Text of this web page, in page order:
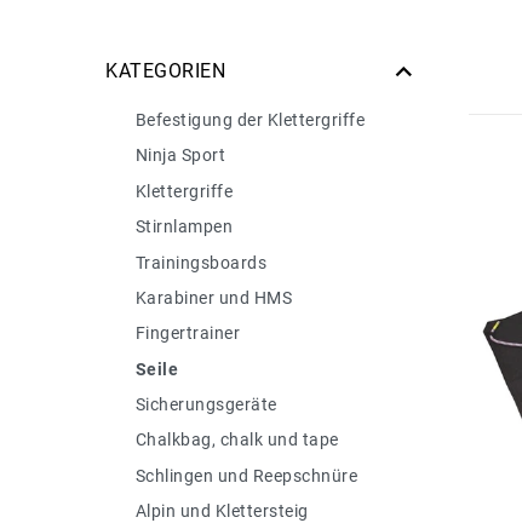
KATEGORIEN
Befestigung der Klettergriffe
Ninja Sport
Klettergriffe
Stirnlampen
Trainingsboards
Karabiner und HMS
Fingertrainer
Seile
Sicherungsgeräte
Chalkbag, chalk und tape
Schlingen und Reepschnüre
Alpin und Klettersteig